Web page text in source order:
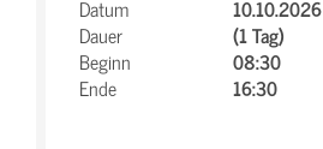
Datum
10.10.2026
Dauer
(1 Tag)
Beginn
08:30
Ende
16:30